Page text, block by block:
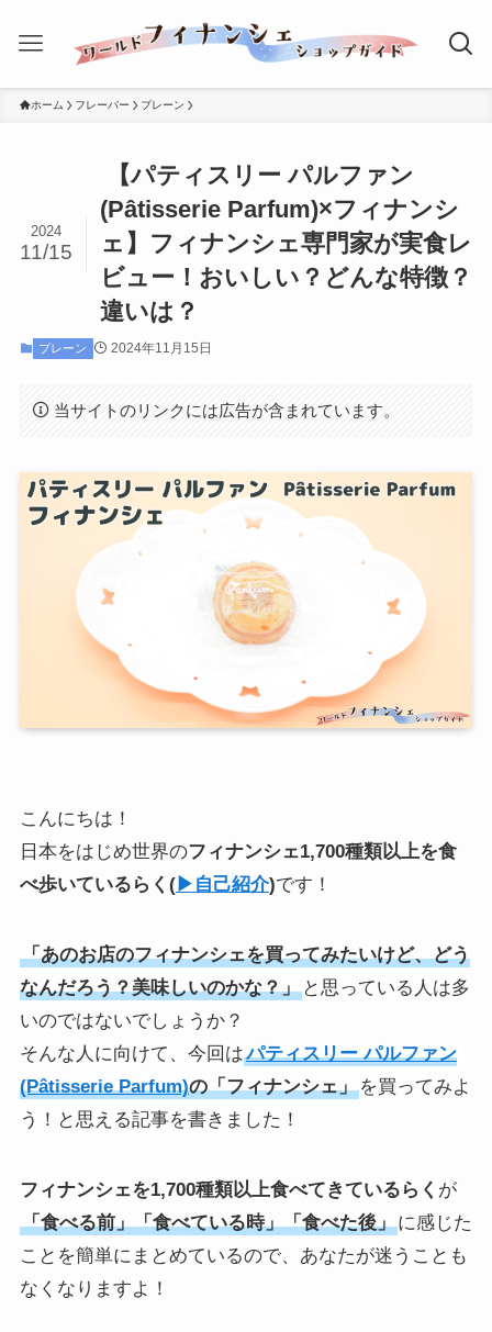
ホーム フレーバー プレーン
【パティスリー パルファン
(Pâtisserie Parfum)×フィナンシ
ェ】フィナンシェ専門家が実食レ
ビュー！おいしい？どんな特徴？
違いは？
2024
11/15
プレーン 2024年11月15日
当サイトのリンクには広告が含まれています。
こんにちは！
日本をはじめ世界のフィナンシェ1,700種類以上を食
べ歩いている らく (▶︎自己紹介)です！
「あのお店のフィナンシェを買ってみたいけど、どう
なんだろう？美味しいのかな？」と思っている人は多
いのではないでしょうか？
そんな人に向けて、今回はパティスリー パルファン
(Pâtisserie Parfum)の「フィナンシェ」を買ってみよ
う！と思える記事を書きました！
フィナンシェを1,700種類以上食べてきているらく が
「食べる前」「食べている時」「食べた後」に感じた
ことを簡単にまとめているので、あなたが迷うことも
なくなりますよ！